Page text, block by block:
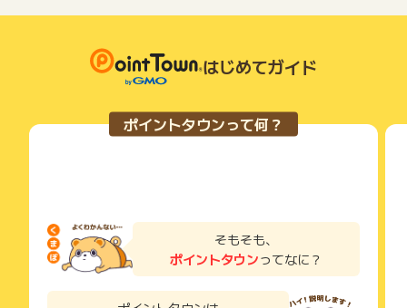
員、弁護士、会計士、税理士、医者として現在お勤めの方
務先、勤続年数等）から投資用不動産ローンの融資を受けるこ
とができる、と判断できること
（本項目の判断基準についての詳細はお答え致しかねますので
【12】お申し込み後、事前の内容確認のお電話にご対応いただ
【14】面談中に弊社以外から成約となった場合、謄本などエビ
デンスの提出に応じていただける方
(虚偽ではない事の確認のため提出をお願いしております)
上記 【1】～【14】 の条件を全て満たしていなくても、ご成
約後、特典を進呈する場合があります。
い物を複数回ご利用された場合
て一度でも同サービス・お買い物を利用されたことがある場合
ご利用前には、Cookieの削除をおこなっていただくことを推奨
サービス・お買い物利用時にお電話など2つ以上の申し込み方
法がある場合、必ずサイト上のWEBフォームからお申し込みく
了などのメールは、ポイント獲得するまで必ず保管してくださ
獲得待ち・獲得失敗の状態でお問い合わせされる際に、該当の
メールを送っていただく場合がございます。
そのため、紛失・破棄された場合は対応いたしかねますので、
条件を達成しているかどうかは各広告主ではなく、代理店が行
っているため、広告主はポイントに関する詳細を把握しており
そのため、ポイントタウンのポイントに関するお問い合わせを
広告主様に直接行わないようお願いいたします。
はじめてガイド
ポイントタウンって何？
そもそも、
ポイントタウンってなに？